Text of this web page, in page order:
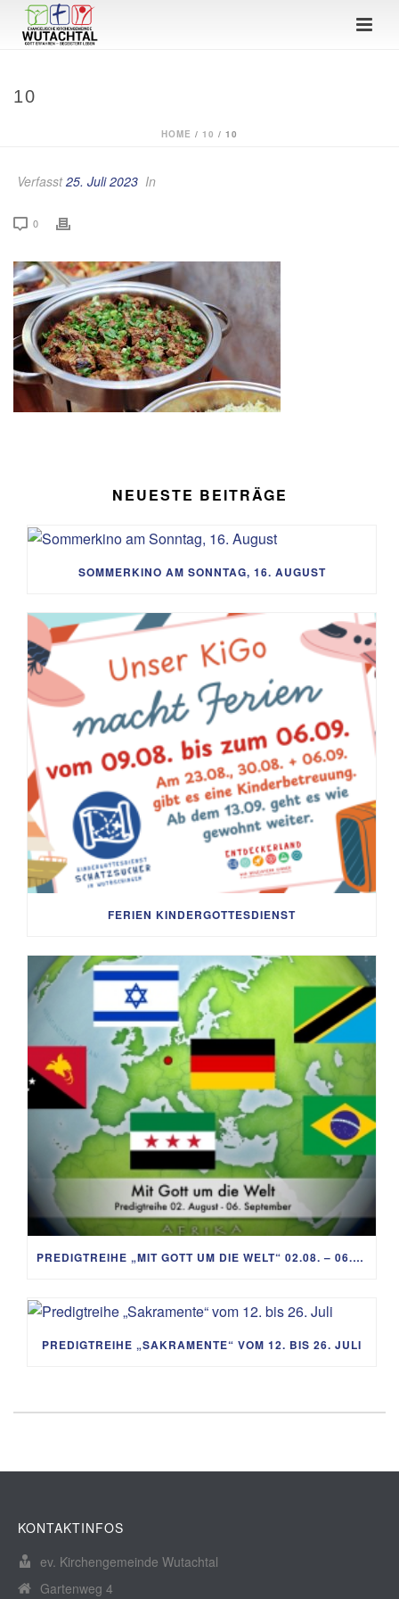
10
HOME / 10 / 10
Verfasst25. Juli 2023 In
0
NEUESTE BEITRÄGE
SOMMERKINO AM SONNTAG, 16. AUGUST
FERIEN KINDERGOTTESDIENST
PREDIGTREIHE „MIT GOTT UM DIE WELT“ 02.08. – 06.09.
PREDIGTREIHE „SAKRAMENTE“ VOM 12. BIS 26. JULI
KONTAKTINFOS
ev. Kirchengemeinde Wutachtal
Gartenweg 4